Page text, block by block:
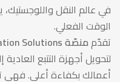
في عالم النقل
الوقت الفعلي.
تقدّممنصّة Location Solutions للتليماتكس
لتحويل أجهزة التتبع
أعمالك بكفاءة أعلى. فهي